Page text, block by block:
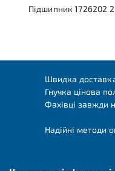
Підшипник 1726202
Швидка
Гнучка цінова
Фахівці завжди
Надійні методи